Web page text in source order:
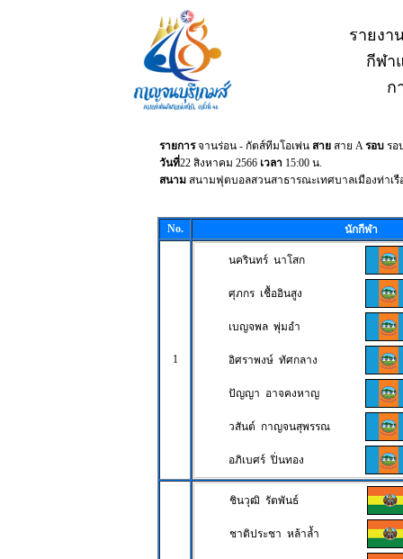
รายงา
กีฬา
ก
รายการจานร่อน - กัตส์ทีมโอเพ่น สาย สาย Aรอบ รอ
วันที่22 สิงหาคม 2566 เวลา 15:00 น.
สนาม สนามฟุตบอลสวนสาธารณะเทศบาลเมืองท่าเ
No. นักกีฬา
1
นครินทร์ นาโสก
ศุภกร เชื้ออินสูง
เบญจพล พุ่มอำ
อิศราพงษ์ ทัศกลาง
ปัญญา อาจคงหาญ
วสันต์ กาญจนสุพรรณ
อภิเบศร์ ปิ่นทอง
ชินวุฒิ รัตพันธ์
ชาติประชา หล้าล้ำ